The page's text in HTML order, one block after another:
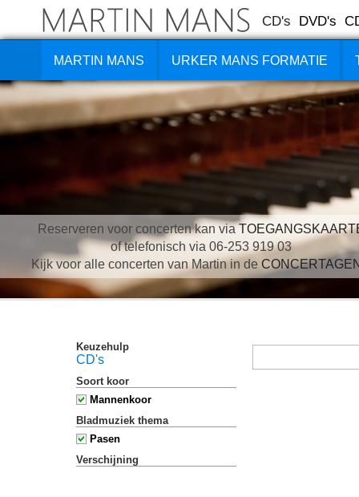
CD's DVD's
MARTIN MANS URKER MANS FORMATIE
Reserveren voor concerten kan via
of telefonisch via 06-253 919 03
Kijk voor alle concerten van Martin in de
Keuzehulp
CD's
Soort koor
Mannenkoor
Bladmuziek thema
Pasen
Verschijning